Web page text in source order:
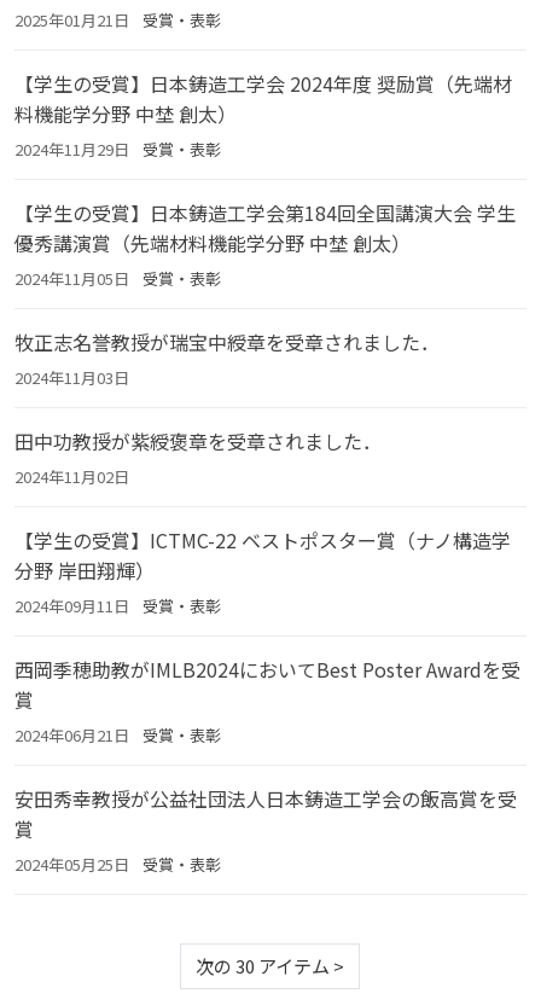
2025年01月21日 受賞・表彰
【学生の受賞】日本鋳造工学会 2024年度 奨励賞（先端材
料機能学分野 中埜 創太）
2024年11月29日 受賞・表彰
【学生の受賞】日本鋳造工学会第184回全国講演大会 学生
優秀講演賞（先端材料機能学分野 中埜 創太）
2024年11月05日 受賞・表彰
牧正志名誉教授が瑞宝中綬章を受章されました．
2024年11月03日
田中功教授が紫綬褒章を受章されました．
2024年11月02日
【学生の受賞】ICTMC-22 ベストポスター賞（ナノ構造学
分野 岸田翔輝）
2024年09月11日 受賞・表彰
西岡季穂助教がIMLB2024においてBest Poster Awardを受
賞
2024年06月21日 受賞・表彰
安田秀幸教授が公益社団法人日本鋳造工学会の飯高賞を受
賞
2024年05月25日 受賞・表彰
次の 30 アイテム >